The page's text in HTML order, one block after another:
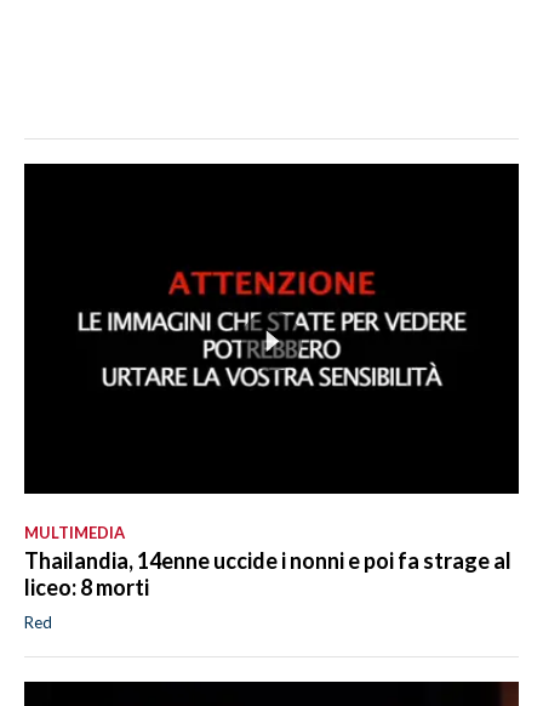
MULTIMEDIA
Thailandia, 14enne uccide i nonni e poi fa strage al
liceo: 8 morti
Red